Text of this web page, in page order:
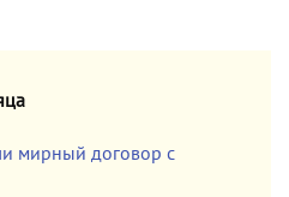
мирный договор с